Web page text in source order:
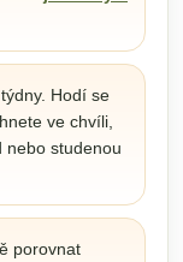
Hodí se
ve chvíli,
nebo studenou
porovnat